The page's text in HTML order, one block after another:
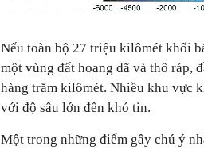
Nếu toàn bộ 27 triệu kilômét khối
một vùng đất hoang dã và thô ráp,
hàng trăm kilômét. Nhiều khu vực
với độ sâu lớn đến khó tin.
Một trong những điểm gây chú ý